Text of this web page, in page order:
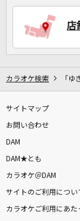
店
カラオケ検索 「ゆ
サイトマップ
お問い合わせ
DAM
DAM★とも
カラオケ＠DAM
サイトのご利用につい
カラオケご利用にあた